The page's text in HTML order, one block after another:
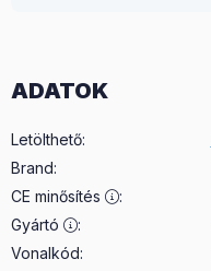
ADATOK
Letölthető:
Brand:
CE minősítés
:
Gyártó
:
Vonalkód: